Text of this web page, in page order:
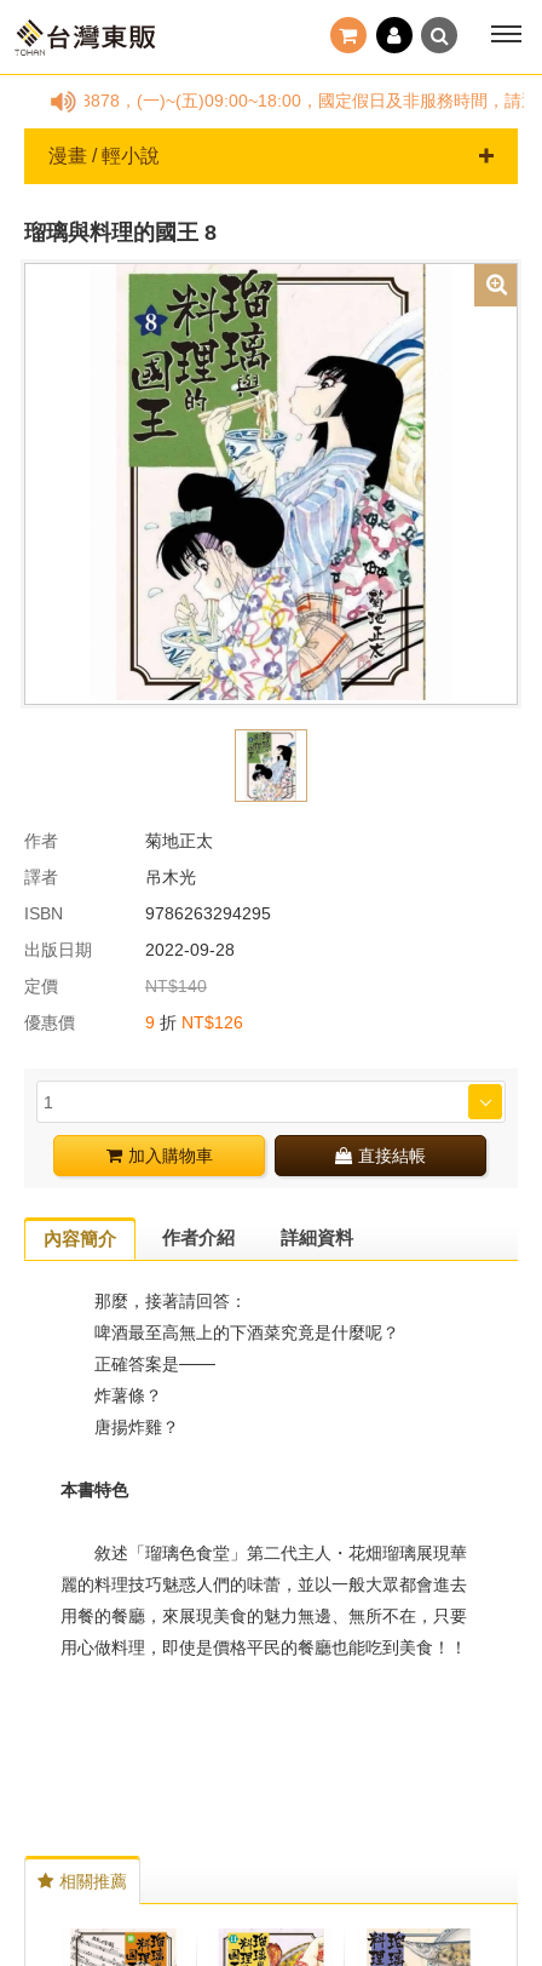
，(一)~(五)09:00~18:00，國定假日及非服務時間，請透過
漫畫 / 輕小說
瑠璃與料理的國王 8
作者
菊地正太
譯者
吊木光
ISBN
9786263294295
出版日期
2022-09-28
定價
NT$140
優惠價
9 折 NT$126
加入購物車 直接結帳
內容簡介 作者介紹 詳細資料
那麼，接著請回答：
啤酒最至高無上的下酒菜究竟是什麼呢？
正確答案是───
炸薯條？
唐揚炸雞？
本書特色
敘述「瑠璃色食堂」第二代主人・花畑瑠璃展現華
麗的料理技巧魅惑人們的味蕾，並以一般大眾都會進去
用餐的餐廳，來展現美食的魅力無邊、無所不在，只要
用心做料理，即使是價格平民的餐廳也能吃到美食！！
相關推薦